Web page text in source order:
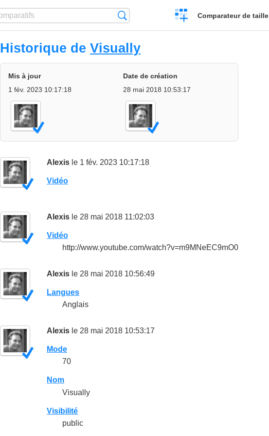
Créer
un
Comparateur de taille
Historique de Visually
Mis à jour
1 fév. 2023 10:17:18
Date de création
28 mai 2018 10:53:17
Alexis le 1 fév. 2023 10:17:18
Vidéo
Alexis le 28 mai 2018 11:02:03
Vidéo
http://www.youtube.com/watch?v=m9MNeEC9mO0
Alexis le 28 mai 2018 10:56:49
Langues
Anglais
Alexis le 28 mai 2018 10:53:17
Mode
70
Nom
Visually
Visibilité
public